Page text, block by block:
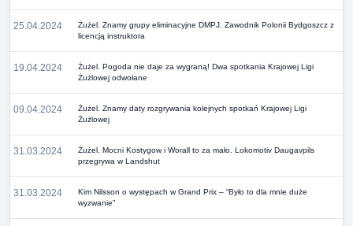
25.04.2024
Żużel. Znamy grupy eliminacyjne DMPJ. Zawodnik Polonii Bydgoszcz z
licencją instruktora
19.04.2024
Żużel. Pogoda nie daje za wygraną! Dwa spotkania Krajowej Ligi
Żużlowej odwołane
09.04.2024
Żużel. Znamy daty rozgrywania kolejnych spotkań Krajowej Ligi
Żużlowej
31.03.2024
Żużel. Mocni Kostygow i Worall to za mało. Lokomotiv Daugavpils
przegrywa w Landshut
31.03.2024
Kim Nilsson o występach w Grand Prix – “Było to dla mnie duże
wyzwanie”